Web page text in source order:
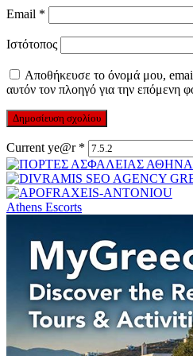
Email *
Ιστότοπος
Αποθήκευσε το όνομά μου,
αυτόν τον πλοηγό για την επόμενη
Current ye@r *
Athens Escorts